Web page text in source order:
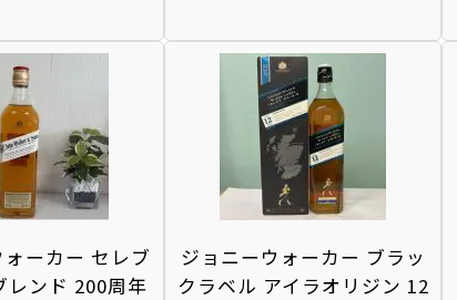
ーカー セレブ
レンド 200周年
ジョニーウォーカー ブラッ
クラベル アイラオリジン 12